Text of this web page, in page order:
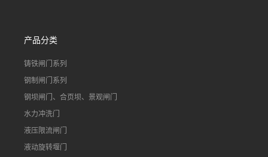
产品分类
铸铁闸门系列
钢制闸门系列
钢坝闸门、合页坝、景观闸门
水力冲洗门
液压限流闸门
液动旋转堰门